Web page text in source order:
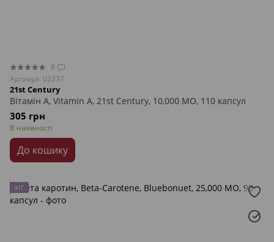
8
Артикул: 02337
21st Century
Вітамін A, Vitamin A, 21st Century, 10,000 МО, 110 капсул
305 грн
В наявності
До кошику
ХІТ